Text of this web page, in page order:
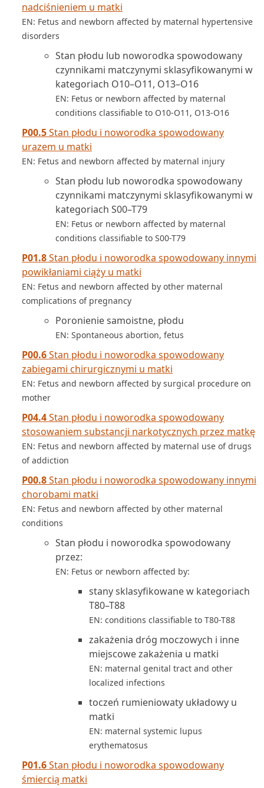
nadciśnieniem u matki
EN: Fetus and newborn affected by maternal hypertensive
disorders
Stan płodu lub noworodka spowodowany
czynnikami matczynymi sklasyfikowanymi w
kategoriach O10–O11, O13–O16
EN: Fetus or newborn affected by maternal
conditions classifiable to O10-O11, O13-O16
P00.5Stan płodu i noworodka spowodowany
urazem u matki
EN: Fetus and newborn affected by maternal injury
Stan płodu lub noworodka spowodowany
czynnikami matczynymi sklasyfikowanymi w
kategoriach S00–T79
EN: Fetus or newborn affected by maternal
conditions classifiable to S00-T79
P01.8Stan płodu i noworodka spowodowany innymi
powikłaniami ciąży u matki
EN: Fetus and newborn affected by other maternal
complications of pregnancy
Poronienie samoistne, płodu
EN: Spontaneous abortion, fetus
P00.6Stan płodu i noworodka spowodowany
zabiegami chirurgicznymi u matki
EN: Fetus and newborn affected by surgical procedure on
mother
P04.4Stan płodu i noworodka spowodowany
stosowaniem substancji narkotycznych przez matkę
EN: Fetus and newborn affected by maternal use of drugs
of addiction
P00.8Stan płodu i noworodka spowodowany innymi
chorobami matki
EN: Fetus and newborn affected by other maternal
conditions
Stan płodu i noworodka spowodowany
przez:
EN: Fetus or newborn affected by:
stany sklasyfikowane w kategoriach
T80–T88
EN: conditions classifiable to T80-T88
zakażenia dróg moczowych i inne
miejscowe zakażenia u matki
EN: maternal genital tract and other
localized infections
toczeń rumieniowaty układowy u
matki
EN: maternal systemic lupus
erythematosus
P01.6Stan płodu i noworodka spowodowany
śmiercią matki